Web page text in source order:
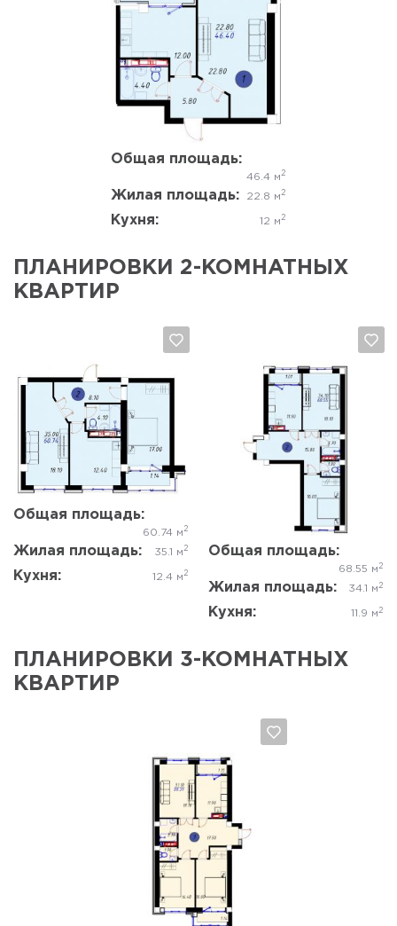
Общая площадь:
46.4 м 2
Жилая площадь: 22.8 м 2
Кухня: 12 м 2
Да, удалить Отмена
ПЛАНИРОВКИ 2-КОМНАТНЫХ
КВАРТИР
Общая площадь:
60.74 м 2
Жилая площадь: 35.1 м 2
Кухня: 12.4 м 2
Общая площадь:
68.55 м 2
Жилая площадь: 34.1 м 2
Кухня: 11.9 м 2
Отмена
ПЛАНИРОВКИ 3-КОМНАТНЫХ
КВАРТИР
Отмена